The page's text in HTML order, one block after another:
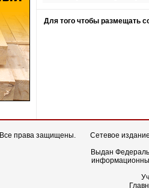
Для того чтобы размещать
права защищены.
Сетевое
Выдан